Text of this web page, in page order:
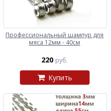
Профессиональный шампур для
мяса 12мм - 40см
220 руб.
Купить